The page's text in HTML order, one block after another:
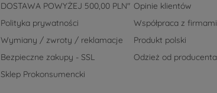
DOSTAWA POWYŻEJ 500,00 PLN"
Polityka prywatności
Wymiany / zwroty / reklamacje
Bezpieczne zakupy - SSL
Sklep Prokonsumencki
Opinie klientów
Współpraca z firmami
Produkt polski
Odzież od producenta